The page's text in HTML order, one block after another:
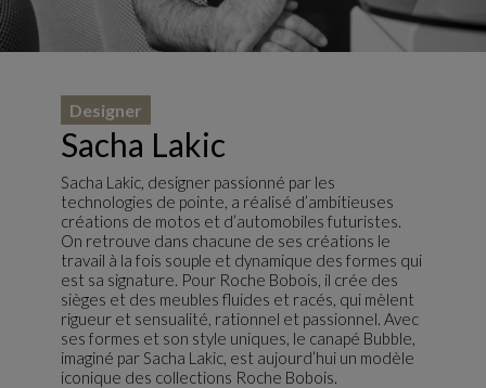
Sacha Lakic
Designer
Sacha Lakic, designer passionné par les
technologies de pointe, a réalisé d’ambitieuses
créations de motos et d’automobiles futuristes.
On retrouve dans chacune de ses créations le
travail à la fois souple et dynamique des formes qui
est sa signature. Pour Roche Bobois, il crée des
sièges et des meubles fluides et racés, qui mèlent
rigueur et sensualité, rationnel et passionnel. Avec
ses formes et son style uniques, le canapé Bubble,
imaginé par Sacha Lakic, est aujourd’hui un modèle
iconique des collections Roche Bobois.